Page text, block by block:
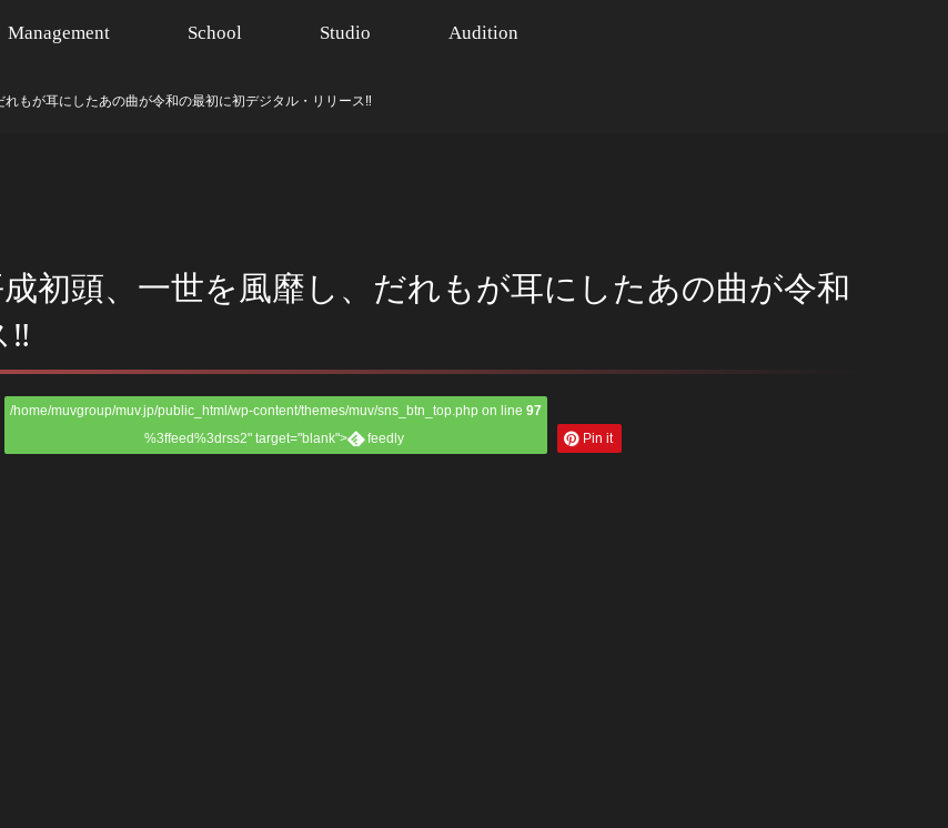
Management School Studio Audition
もが耳にしたあの曲が令和の最初に初デジタル・リリース‼
初頭、一世を風靡し、だれもが耳にしたあの曲が令和
‼
/home/muvgroup/muv.jp/public_html/wp-content/themes/muv/sns_btn_top.php on line 97
%3ffeed%3drss2" target="blank">
feedly Pin it